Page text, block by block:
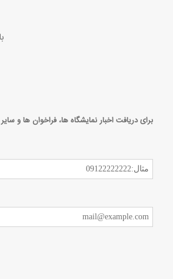
برای دریافت اخبار نمایشگاه ها، فراخوان ها و